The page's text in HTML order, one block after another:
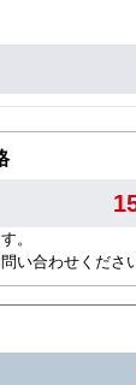
。
い合わせくださ